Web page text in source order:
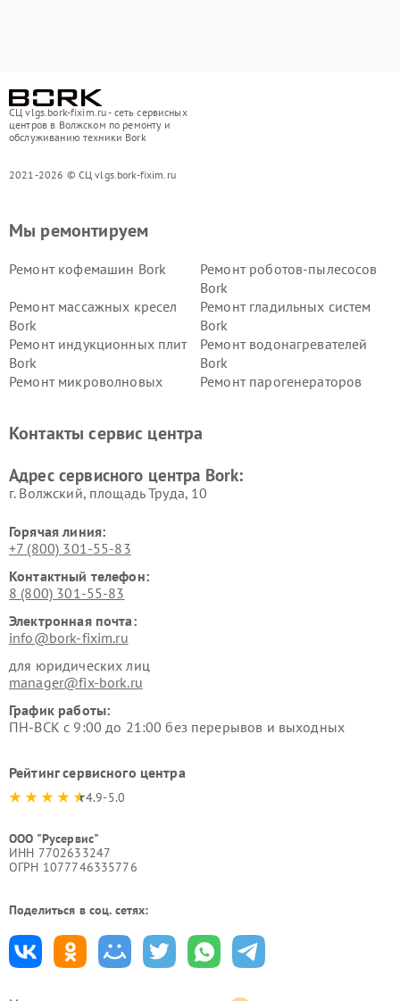
СЦ vlgs.bork-fixim.ru - сеть сервисных
центров в Волжском по ремонту и
обслуживанию техники Bork
2021-2026 © СЦ vlgs.bork-fixim.ru
Мы ремонтируем
Ремонт кофемашин Bork
Ремонт роботов-пылесосов
Bork
Ремонт массажных кресел
Bork
Ремонт гладильных систем
Bork
Ремонт индукционных плит
Bork
Ремонт водонагревателей
Bork
Ремонт микроволновых
Ремонт парогенераторов
воздуха Bork
Bork
Bork
Контакты сервис центра
Адрес сервисного центра Bork:
г. Волжский, площадь Труда, 10
Горячая линия:
+7 (800) 301-55-83
Контактный телефон:
8 (800) 301-55-83
Электронная почта:
info@bork-fixim.ru
для юридических лиц
manager@fix-bork.ru
График работы:
ПН-ВСК с 9:00 до 21:00 без перерывов и выходных
Рейтинг сервисного центра
4.9-5.0
ООО "Русервис"
ИНН 7702633247
ОГРН 1077746335776
Поделиться в соц. сетях: